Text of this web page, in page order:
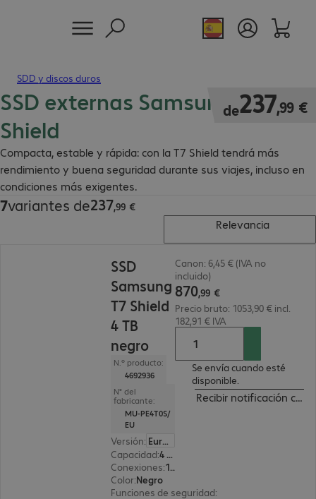
SDD y discos duros
SSD externas Samsung T7
Shield
Compacta, estable y rápida: con la T7 Shield tendrá más
rendimiento y buena seguridad durante sus viajes, incluso en
condiciones más exigentes.
de237,99 €
237,99 €
7variantes de237,99 €
237,99 €
Relevancia
SSD
Samsung
T7 Shield
4 TB
negro
N.º producto:
4692936
N° del
fabricante:
MU-PE4T0S/
EU
Versión:
Europa
Capacidad:
4 TB
Conexiones: 1x USB 3.2 tipo C
Color:Negro
Funciones de seguridad:
Canon: 6,45 € (IVA no
incluido)
870,99 €
Precio bruto: 1053,90 € incl.
182,91 € IVA
Se envía cuando esté
disponible.
Recibir notificación